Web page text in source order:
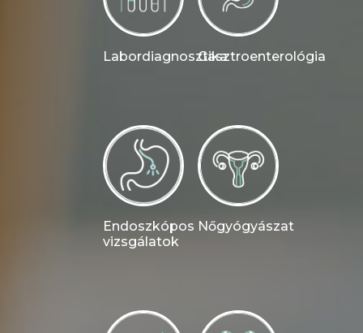
LabordiagnosztikaGasztroenterológia
Endoszkópos
vizsgálatok
Nőgyógyászat